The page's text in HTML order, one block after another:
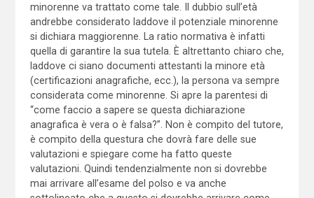
minorenne va trattato come tale. Il dubbio sull’età
andrebbe considerato laddove il potenziale minorenne
si dichiara maggiorenne. La ratio normativa è infatti
quella di garantire la sua tutela. È altrettanto chiaro che,
laddove ci siano documenti attestanti la minore età
(certificazioni anagrafiche, ecc.), la persona va sempre
considerata come minorenne. Si apre la parentesi di
“come faccio a sapere se questa dichiarazione
anagrafica è vera o è falsa?”. Non è compito del tutore,
è compito della questura che dovrà fare delle sue
valutazioni e spiegare come ha fatto queste
valutazioni. Quindi tendenzialmente non si dovrebbe
mai arrivare all’esame del polso e va anche